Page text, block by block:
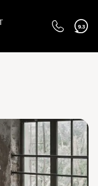
9.3